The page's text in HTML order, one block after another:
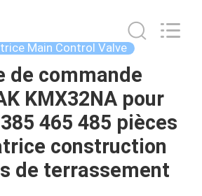
Main Control Valve
de commande
KMX32NA pour
465 485 pièces
construction
de terrassement